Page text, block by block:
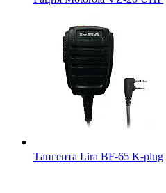
Тангента Lira BF-65 K-plug